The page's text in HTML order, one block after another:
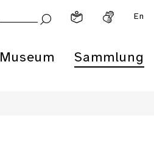
En
Museum Sammlung